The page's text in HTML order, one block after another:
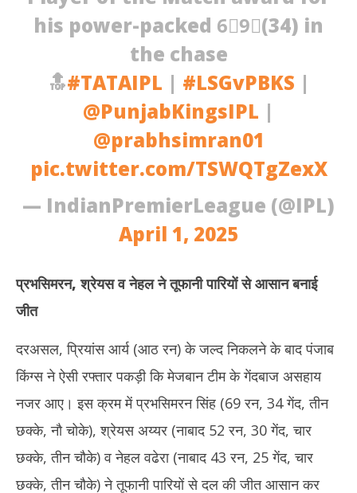
his power-packed 6⃣9⃣(34) in
the chase
🔝#TATAIPL | #LSGvPBKS |
@PunjabKingsIPL |
@prabhsimran01
pic.twitter.com/TSWQTgZexX
— IndianPremierLeague (@IPL)
April 1, 2025
प्रभसिमरन, श्रेयस व नेहल ने तूफानी पारियों से आसान बनाई
जीत
दरअसल, प्रियांस आर्य (आठ रन) के जल्द निकलने के बाद पंजाब
किंग्स ने ऐसी रफ्तार पकड़ी कि मेजबान टीम के गेंदबाज असहाय
नजर आए। इस क्रम में प्रभसिमरन सिंह (69 रन, 34 गेंद, तीन
छक्के, नौ चोके), श्रेयस अय्यर (नाबाद 52 रन, 30 गेंद, चार
छक्के, तीन चौके) व नेहल वढेरा (नाबाद 43 रन, 25 गेंद, चार
छक्के, तीन चौके) ने तूफानी पारियों से दल की जीत आसान कर